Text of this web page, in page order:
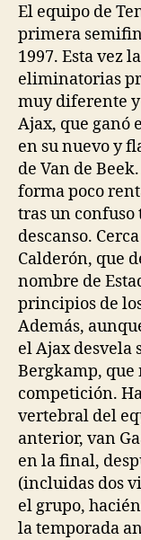
El equipo de
primera
1997. Esta vez
eliminatorias
muy diferente
Ajax, que ganó
en su nuevo y
de Van de
forma poco
tras un
descanso.
Calderón, que
nombre de
principios de
Además,
el Ajax desvela
Bergkamp, que
competición.
vertebral del
anterior, van
en la final,
(incluidas dos
el grupo,
la temporada